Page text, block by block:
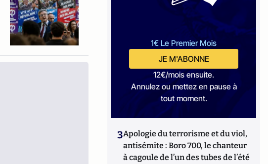
1€ Le Premier Mois
JE M'ABONNE
12€/mois ensuite.
Annulez ou mettez en pause à
tout moment.
3Apologie du terrorisme et du viol,
antisémite : Boro 700, le chanteur
à cagoule de l’un des tubes de l’été